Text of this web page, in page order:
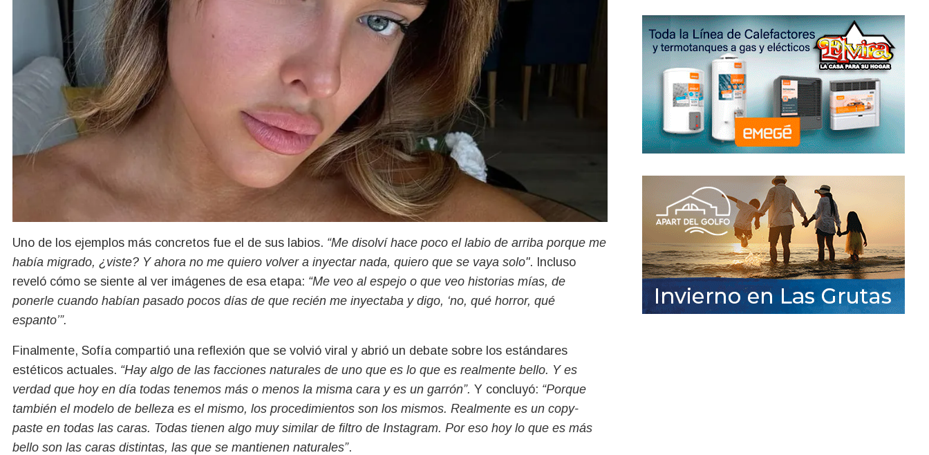
Uno de los ejemplos más concretos fue el de sus labios. “Me disolví hace poco el labio de arriba porque me
había migrado, ¿viste? Y ahora no me quiero volver a inyectar nada, quiero que se vaya solo". Incluso
reveló cómo se siente al ver imágenes de esa etapa: “Me veo al espejo o que veo historias mías, de
ponerle cuando habían pasado pocos días de que recién me inyectaba y digo, ‘no, qué horror, qué
espanto’”.
Finalmente, Sofía compartió una reflexión que se volvió viral y abrió un debate sobre los estándares
estéticos actuales. “Hay algo de las facciones naturales de uno que es lo que es realmente bello. Y es
verdad que hoy en día todas tenemos más o menos la misma cara y es un garrón”. Y concluyó: “Porque
también el modelo de belleza es el mismo, los procedimientos son los mismos. Realmente es un copy-
paste en todas las caras. Todas tienen algo muy similar de filtro de Instagram. Por eso hoy lo que es más
bello son las caras distintas, las que se mantienen naturales”.